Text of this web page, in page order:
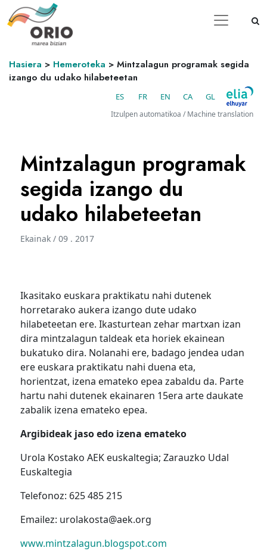
Hasiera > Hemeroteka > Mintzalagun programak segida
izango du udako hilabeteetan
ES FR EN CA GL
Itzulpen automatikoa / Machine translation
Mintzalagun programak
segida izango du
udako hilabeteetan
Ekainak / 09 . 2017
Ikasitako euskara praktikatu nahi dutenek
horretarako aukera izango dute udako
hilabeteetan ere. Ikasturtean zehar martxan izan
dira mintzalagun taldeak eta horiek ekainean
bukatuko dira. Nolanahi ere, badago jendea udan
ere euskara praktikatu nahi duena eta,
horientzat, izena emateko epea zabaldu da. Parte
hartu nahi dutenek ekainaren 15era arte daukate
zabalik izena emateko epea.
Argibideak jaso edo izena emateko
Urola Kostako AEK euskaltegia; Zarauzko Udal
Euskaltegia
Telefonoz: 625 485 215
Emailez: urolakosta@aek.org
www.mintzalagun.blogspot.com